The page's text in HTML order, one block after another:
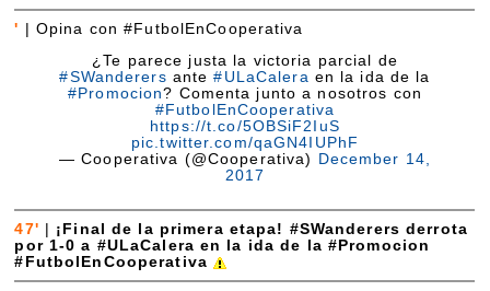
'
Opina con #FutbolEnCooperativa
¿Te parece justa la victoria parcial de
#SWanderers ante#ULaCalera en la ida de la
#Promocion? Comenta junto a nosotros con
#FutbolEnCooperativa
https://t.co/5OBSiF2IuS
pic.twitter.com/qaGN4IUPhF
— Cooperativa (@Cooperativa) December 14,
2017
47'
¡Final de la primera etapa! #SWanderers derrota
por 1-0 a #ULaCalera en la ida de la #Promocion
#FutbolEnCooperativa